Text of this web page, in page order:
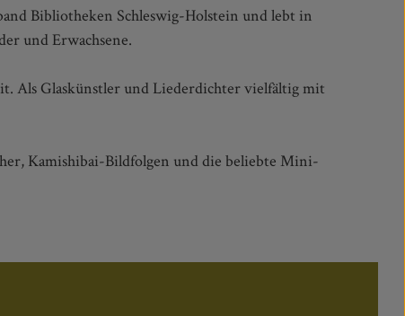
Bibliotheken Schleswig-Holstein und lebt in
und Erwachsene.
Als Glaskünstler und Liederdichter vielfältig mit
Kamishibai-Bildfolgen und die beliebte Mini-